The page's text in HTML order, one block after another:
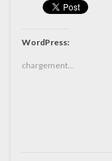
WordPress:
chargement…